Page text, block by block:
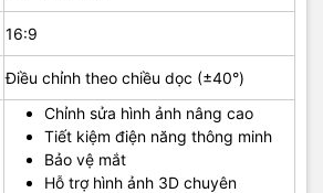
16:9
Điều chỉnh theo chiều dọc (±40°)
Chỉnh sửa hình ảnh nâng cao
Tiết kiệm điện năng thông minh
Bảo vệ mắt
Hỗ trợ hình ảnh 3D chuyên